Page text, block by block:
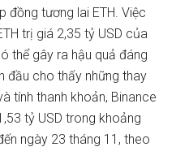
đồng tương lai ETH. Việc
trị giá 2,35 tỷ USD của
thể gây ra hậu quả đáng
đầu cho thấy những thay
tính thanh khoản, Binance
tỷ USD trong khoảng
ngày 23 tháng 11, theo